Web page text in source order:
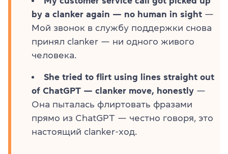
by a clanker again — no human in sight —
Мой звонок в службу поддержки снова
принял clanker — ни одного живого
человека.
She tried to flirt using lines straight out
of ChatGPT — clanker move, honestly —
Она пыталась флиртовать фразами
прямо из ChatGPT — честно говоря, это
настоящий clanker-ход.